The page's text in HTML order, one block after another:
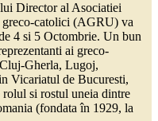
Director al Asociatiei
catolici (AGRU) va
4 si 5 Octombrie. Un bun
ai greco-
Gherla, Lugoj,
Vicariatul de Bucuresti,
si rostul uneia dintre
(fondata în 1929, la